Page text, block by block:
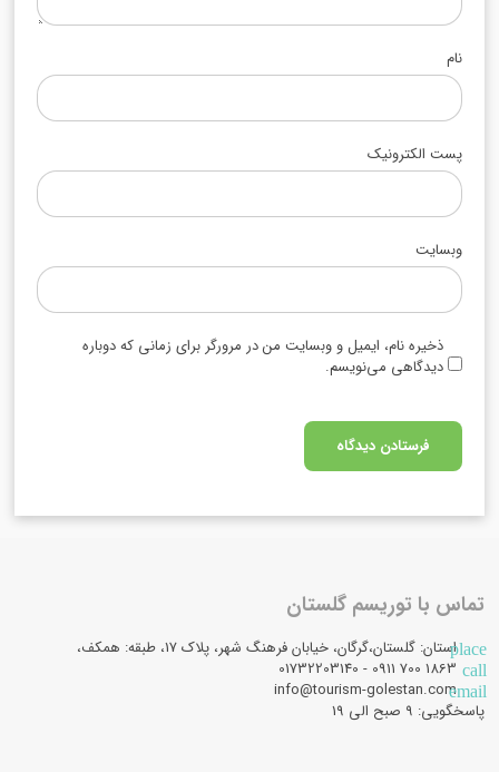
نام
پست الکترونیک
وبسایت
ذخیره نام، ایمیل و وبسایت من در مرورگر برای زمانی که دوباره
دیدگاهی می‌نویسم.
تماس با توریسم گلستان
placeاستان: گلستان،گرگان، خیابان فرهنگ شهر، پلاک 17، طبقه: همکف،
call
email
info@tourism-golestan.com
پاسخگویی: ۹ صبح الی 19